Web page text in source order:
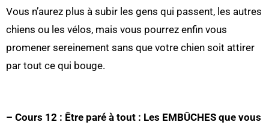
Vous n’aurez plus à subir les gens qui passent, les autres
chiens ou les vélos, mais vous pourrez enfin vous
promener sereinement sans que votre chien soit attirer
par tout ce qui bouge.
– Cours 12 : Être paré à tout : Les EMBÛCHES que vous